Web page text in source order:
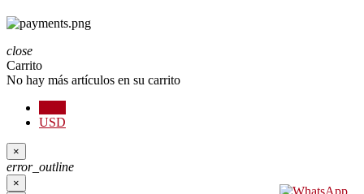
close
Carrito
No hay más artículos en su carrito
USD
×
error_outline
×